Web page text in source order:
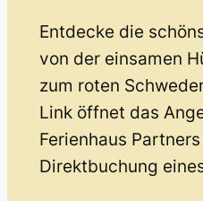
Entdecke die
von der einsamen
zum roten
Link öffnet das
Ferienhaus
Direktbuchung